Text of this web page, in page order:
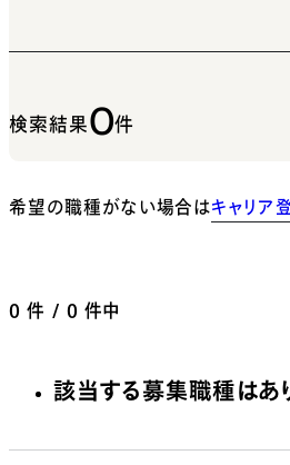
検索結果0件
希望の職種がない場合はキャリア
0 件 / 0 件中
該当する募集職種はあり